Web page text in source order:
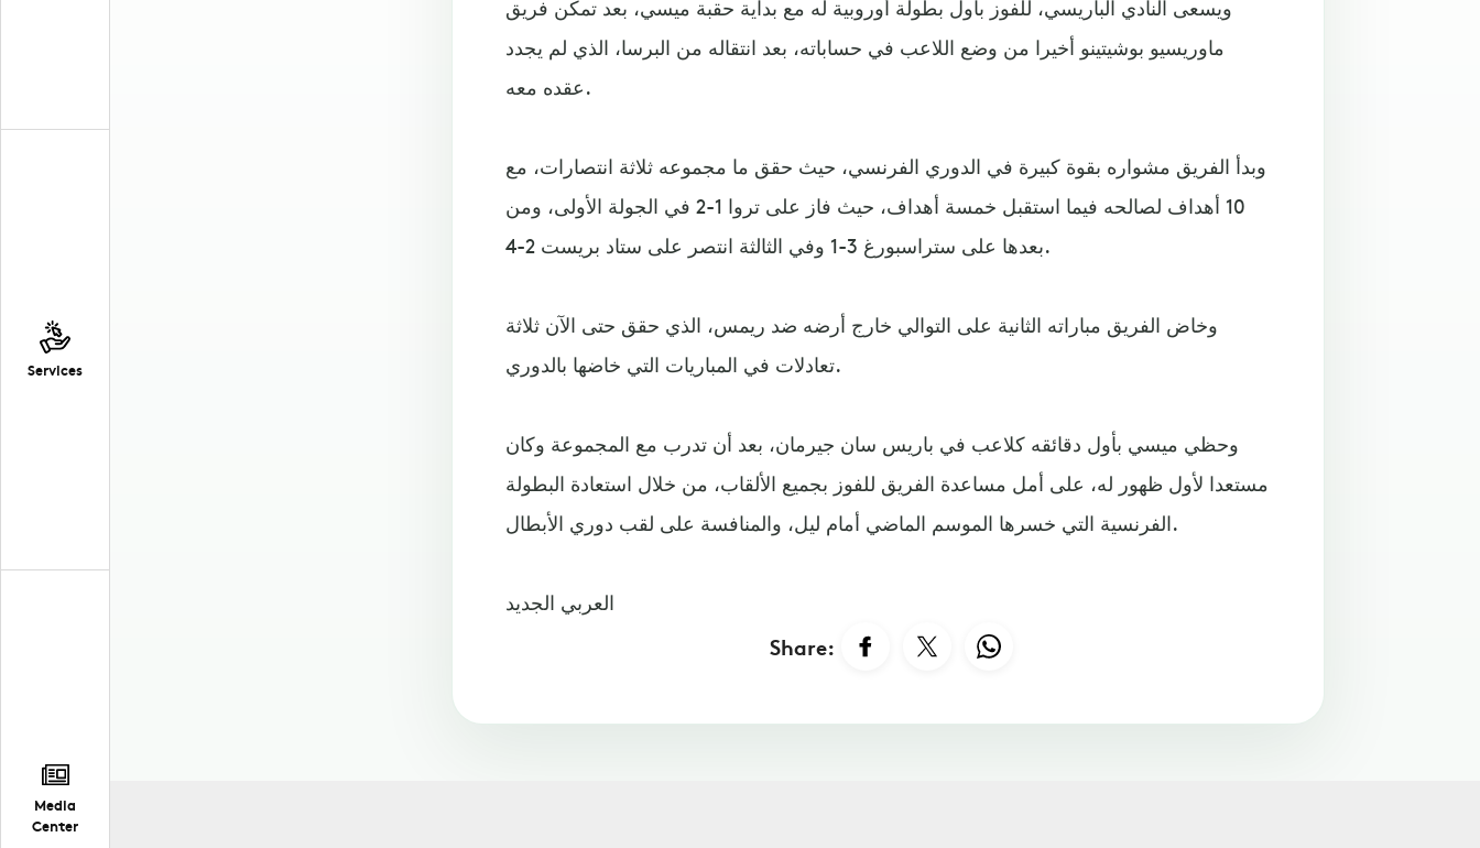
Services
Media
Center
ويسعى النادي الباريسي، للفوز بأول بطولة أوروبية له مع بداية حقبة ميسي، بعد تمكن فريق
ماوريسيو بوشيتينو أخيرا من وضع اللاعب في حساباته، بعد انتقاله من البرسا، الذي لم يجدد
عقده معه.
وبدأ الفريق مشواره بقوة كبيرة في الدوري الفرنسي، حيث حقق ما مجموعه ثلاثة انتصارات، مع
10 أهداف لصالحه فيما استقبل خمسة أهداف، حيث فاز على تروا 1-2 في الجولة الأولى، ومن
بعدها على ستراسبورغ 3-1 وفي الثالثة انتصر على ستاد بريست 2-4.
وخاض الفريق مباراته الثانية على التوالي خارج أرضه ضد ريمس، الذي حقق حتى الآن ثلاثة
تعادلات في المباريات التي خاضها بالدوري.
وحظي ميسي بأول دقائقه كلاعب في باريس سان جيرمان، بعد أن تدرب مع المجموعة وكان
مستعدا لأول ظهور له، على أمل مساعدة الفريق للفوز بجميع الألقاب، من خلال استعادة البطولة
الفرنسية التي خسرها الموسم الماضي أمام ليل، والمنافسة على لقب دوري الأبطال.
العربي الجديد
Share: